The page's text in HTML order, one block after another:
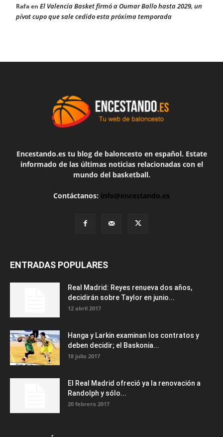
Rafaen El Valencia Basket firmó a Oumar Ballo hasta 2029, un
pívot cupo que sale cedido esta próxima temporada
Encestando.es tu blog de baloncesto en español. Estate
informado de las últimas noticias relacionadas con el
mundo del basketball.
Contáctanos: info@encestando.es
ENTRADAS POPULARES
Real Madrid: Reyes renueva dos años,
decidirán sobre Taylor en junio...
12 abril 2017
Hanga y Larkin examinan los contratos y
deben decidir; el Baskonia...
18 julio 2017
El Real Madrid ofreció ya la renovación a
Randolph y sólo...
20 febrero 2017